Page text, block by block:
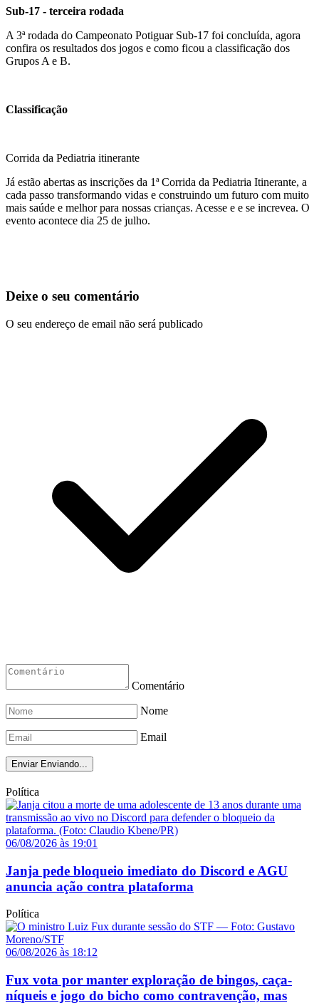
Sub-17 - terceira rodada
A 3ª rodada do Campeonato Potiguar Sub-17 foi concluída, agora
confira os resultados dos jogos e como ficou a classificação dos
Grupos A e B.
Classificação
Corrida da Pediatria itinerante
Já estão abertas as inscrições da 1ª Corrida da Pediatria Itinerante, a
cada passo transformando vidas e construindo um futuro com muito
mais saúde e melhor para nossas crianças. Acesse e e se increvea. O
evento acontece dia 25 de julho.
Deixe o seu comentário
O seu endereço de email não será publicado
Comentário
Nome
Email
Enviar Enviando...
Política
06/08/2026 às 19:01
Janja pede bloqueio imediato do Discord e AGU
anuncia ação contra plataforma
Política
06/08/2026 às 18:12
Fux vota por manter exploração de bingos, caça-
níqueis e jogo do bicho como contravenção, mas